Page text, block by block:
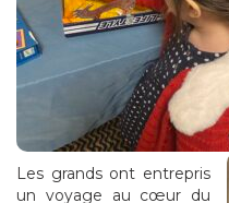
Les grands ont entrepris
un voyage au cœur du